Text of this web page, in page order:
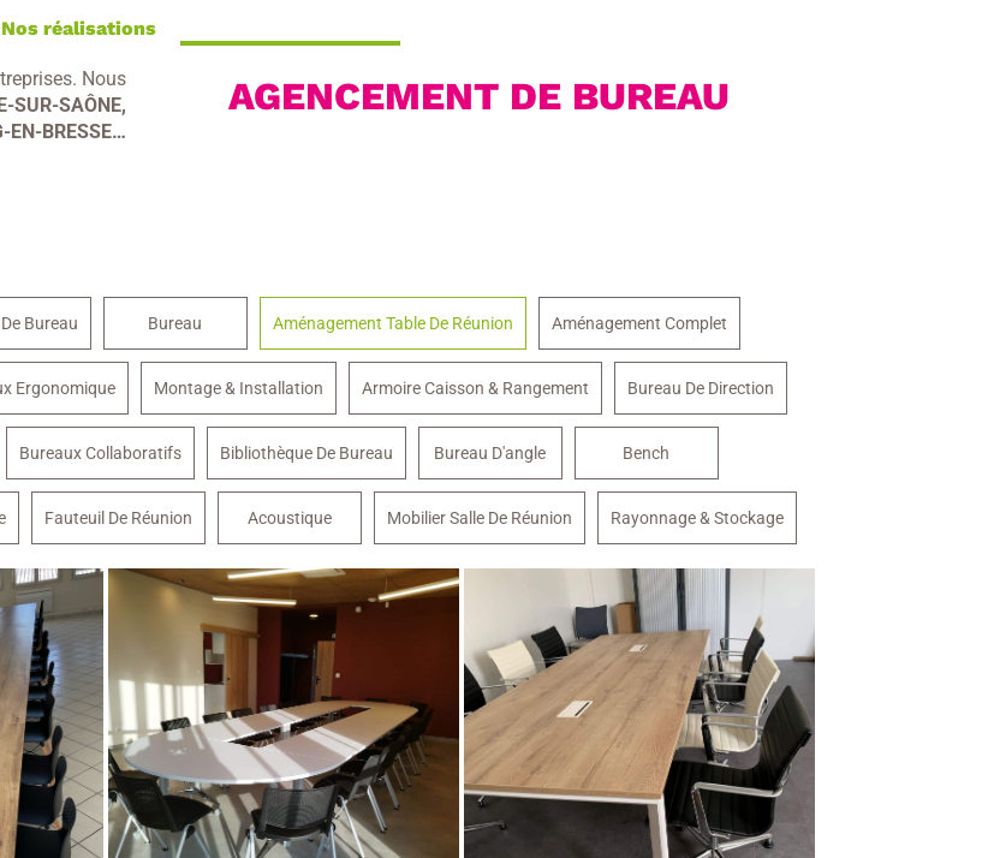
Nos réalisations
Nous
SUR-SAÔNE,
EN-BRESSE…
AGENCEMENT DE BUREAU
Bureau Bureau Aménagement Table De Réunion Aménagement Complet
Ergonomique Montage & Installation Armoire Caisson & Rangement Bureau De Direction
Bureaux Collaboratifs Bibliothèque De Bureau Bureau D'angle Bench
Fauteuil De Réunion Acoustique Mobilier Salle De Réunion Rayonnage & Stockage